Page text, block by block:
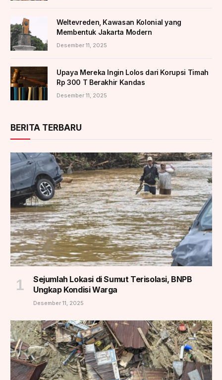
Weltevreden, Kawasan Kolonial yang
Membentuk Jakarta Modern
Desember 11, 2025
Upaya Mereka Ingin Lolos dari Korupsi Timah
Rp 300 T Berakhir Kandas
Desember 11, 2025
BERITA TERBARU
Sejumlah Lokasi di Sumut Terisolasi, BNPB
Ungkap Kondisi Warga
Desember 11, 2025